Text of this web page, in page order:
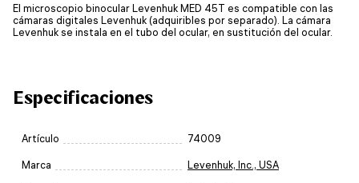
El microscopio binocular Levenhuk MED 45T es compatible con las
cámaras digitales Levenhuk (adquiribles por separado). La cámara
Levenhuk se instala en el tubo del ocular, en sustitución del ocular.
Especificaciones
Artículo 74009
Marca Levenhuk, Inc., USA